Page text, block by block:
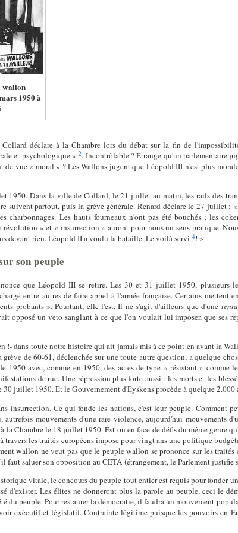
wallon
1950 à
déclare à la Chambre lors du débat sur la fin de
et psychologique »2. Incontrôlable ? Etrange qu'un parlementaire
vue « moral » ? Les Wallons jugent que Léopold III n'est plus
1950. Dans la ville de Collard, le 21 juillet au matin, les rails des
suivent partout, puis la grève générale. Renard déclare le 27 juillet
charbonnages. Les hauts fourneaux n'ont pas été bouchés ; les
» et « insurrection » auront pour nous un sens pratique.
devant rien. Léopold II a voulu la bataille. Le voilà servi 4! »
son peuple
que Léopold III se retire. Les 30 et 31 juillet 1950, plusieurs
entre autres de faire appel à l'armée française. Certains
probants ». Pourtant, elle l'est. Il ne s'agit d'ailleurs que d'une
opposé un veto sanglant à ce que l'on voulait lui imposer, que ses
!- dans toute notre histoire qui ait jamais mis à ce point en avant la
de 60-61, déclenchée sur une toute autre question, a quelque
1950 avec, comme en 1950, des actes de type « résistant »
de rue. Une répression plus forte aussi : les morts et les
30 juillet 1950. Et le Gouvernement d'Eyskens procède à quelque
insurrection. Ce qui fonde les nations, c'est leur peuple. Comment
autrefois mouvements d'une rare violence, aujourd'hui mouvements
la Chambre le 18 juillet 1950. Est-on en face de défis du même genre
travers les traités européens impose pour vingt ans une politique
wallon ne veut pas que le peuple wallon se prononce sur les
faut saluer son opposition au CETA (étrangement, le Parlement
vitale, le concours du peuple tout entier est requis pour fonder
d'exister. Les élites ne donneront plus la parole au peuple, ceci le
du peuple. Pour restaurer la démocratie, il faudra un mouvement
exécutif et législatif. Contrainte légitime puisque les pouvoirs en